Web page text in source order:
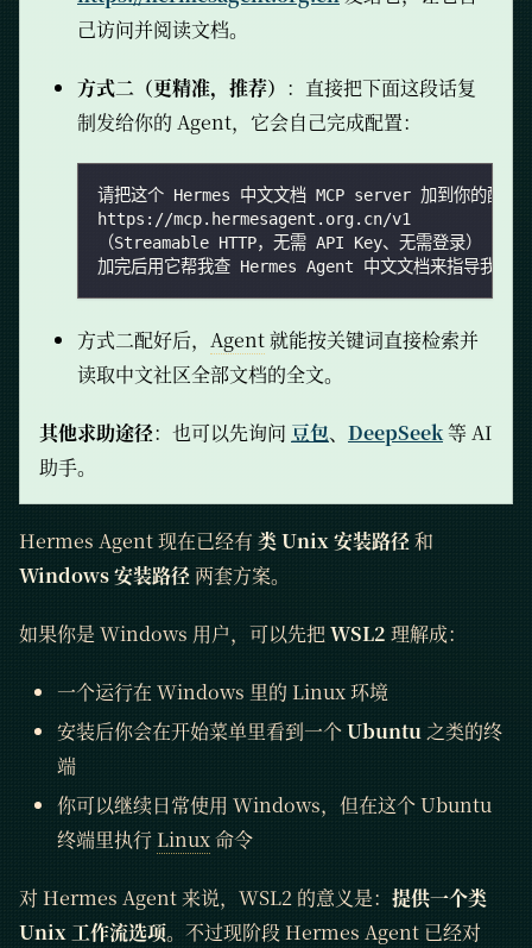
己访问并阅读文档。
方式二（更精准，推荐） ：直接把下面这段话复
制发给你的 Agent，它会自己完成配置：
请把这个 Hermes 中文文档 MCP server 加到你的配置
https://mcp.hermesagent.org.cn/v1
（Streamable HTTP，无需 API Key、无需登录）
加完后用它帮我查 Hermes Agent 中文文档来指导我完成
方式二配好后， Agent就能按关键词直接检索并
读取中文社区全部文档的全文。
其他求助途径：也可以先询问 豆包、 DeepSeek等 AI
助手。
Hermes Agent 现在已经有 类 Unix 安装路径 和
Windows 安装路径 两套方案。
如果你是 Windows 用户，可以先把 WSL2 理解成：
一个运行在 Windows 里的 Linux 环境
安装后你会在开始菜单里看到一个Ubuntu 之类的终
端
你可以继续日常使用 Windows，但在这个 Ubuntu
终端里执行Linux命令
对 Hermes Agent 来说，WSL2 的意义是： 提供一个类
Unix 工作流选项。不过现阶段 Hermes Agent 已经对